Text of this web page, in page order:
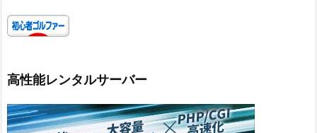
高性能レンタルサーバー